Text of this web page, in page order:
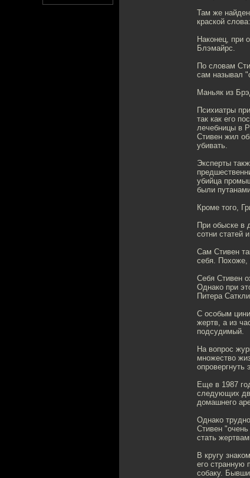
Там же
краской
Наконец, при
Блэмайрс.
По словам
сам называл
Маньяк из
Психиатры
так как его
лечебницы в
Стивен жил
убивать.
Эксперты
убийца
были
Кроме того,
При обыске в
сотни статей
Сам Стивен
себя. Похоже,
Себя Стивен
Однако при
Питера
С особым
жертв, а из
подсудимый.
На вопрос
множество
опровергнуть
Еще в 1987
следующих
домашнего
Однако
Стивен
стать
В кругу
его странную
собаку.